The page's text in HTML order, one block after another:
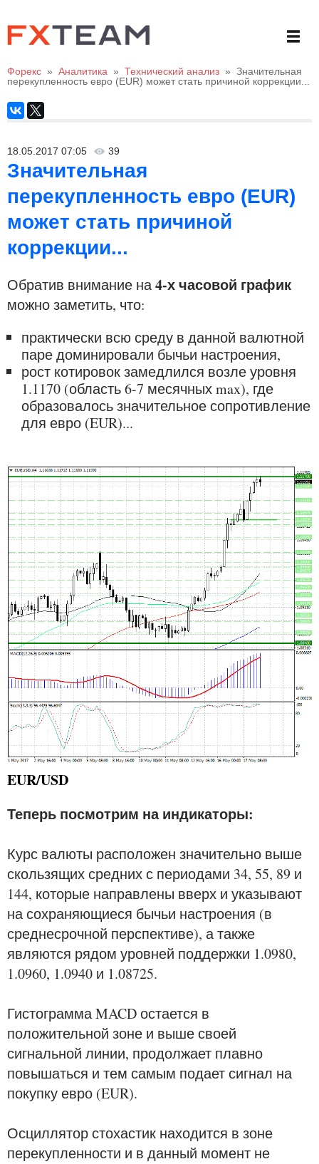
Форекс » Аналитика » Технический анализ » Значительная
перекупленность евро (EUR) может стать причиной коррекции...
18.05.2017 07:05 39
Значительная
перекупленность евро (EUR)
может стать причиной
коррекции...
Обратив внимание на4-х часовой график
можно заметить, что:
практически всю среду в данной валютной
паре доминировали бычьи настроения,
рост котировок замедлился возле уровня
1.1170 (область 6-7 месячных max), где
образовалось значительное сопротивление
для евро (EUR)...
EUR/USD
Теперь посмотрим на индикаторы:
Курс валюты расположен значительно выше
скользящих средних с периодами 34, 55, 89 и
144, которые направлены вверх и указывают
на сохраняющиеся бычьи настроения (в
среднесрочной перспективе), а также
являются рядом уровней поддержки 1.0980,
1.0960, 1.0940 и 1.08725.
Гистограмма MACD остается в
положительной зоне и выше своей
сигнальной линии, продолжает плавно
повышаться и тем самым подает сигнал на
покупку евро (EUR).
Осциллятор стохастик находится в зоне
перекупленности и в данный момент не